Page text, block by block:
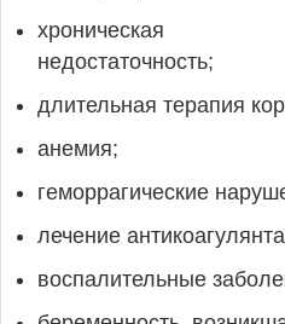
хроническая
недостаточность;
длительная терапия
анемия;
геморрагические
лечение
воспалительные